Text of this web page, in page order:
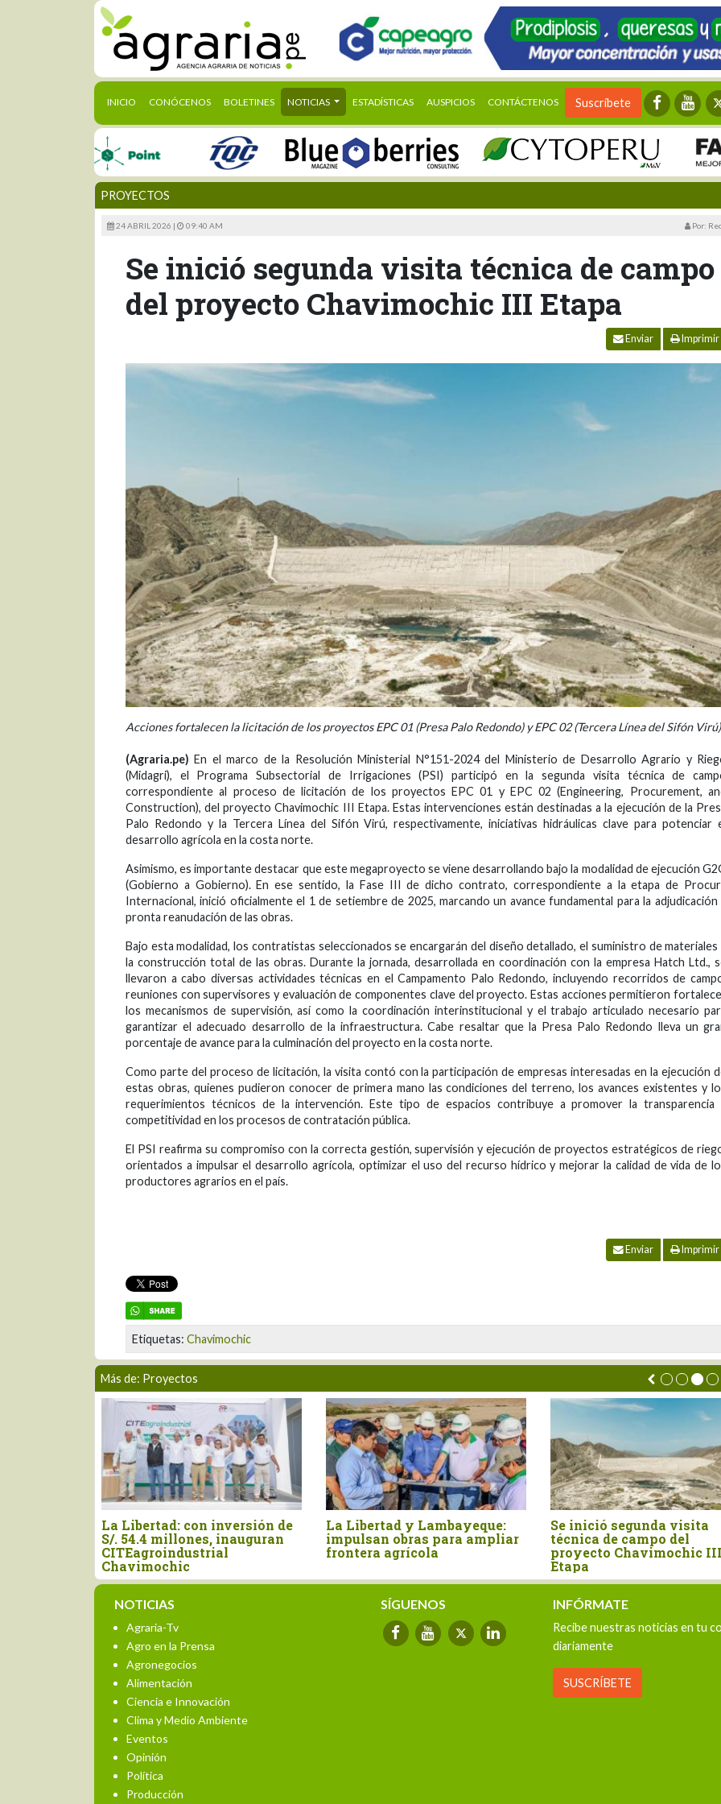
INICIO (CURRENT)
CONÓCENOS BOLETINES NOTICIAS ESTADÍSTICAS AUSPICIOS CONTÁCTENOS Suscríbete
PROYECTOS
24 ABRIL 2026 | 09:40 AM Por:
Se inició segunda visita técnica de campo
del proyecto Chavimochic III Etapa
Enviar Imprimir
Acciones fortalecen la licitación de los proyectos EPC 01 (Presa Palo Redondo) y EPC 02 (Tercera Línea del Sifón
(Agraria.pe) En el marco de la Resolución Ministerial N°151-2024 del Ministerio de Desarrollo Agrario y
(Midagri), el Programa Subsectorial de Irrigaciones (PSI) participó en la segunda visita técnica de
correspondiente al proceso de licitación de los proyectos EPC 01 y EPC 02 (Engineering, Procurement,
Construction), del proyecto Chavimochic III Etapa. Estas intervenciones están destinadas a la ejecución de la
Palo Redondo y la Tercera Línea del Sifón Virú, respectivamente, iniciativas hidráulicas clave para potenciar
desarrollo agrícola en la costa norte.
Asimismo, es importante destacar que este megaproyecto se viene desarrollando bajo la modalidad de ejecución
(Gobierno a Gobierno). En ese sentido, la Fase III de dicho contrato, correspondiente a la etapa de
Internacional, inició oficialmente el 1 de setiembre de 2025, marcando un avance fundamental para la adjudicación
pronta reanudación de las obras.
Bajo esta modalidad, los contratistas seleccionados se encargarán del diseño detallado, el suministro de materiales
la construcción total de las obras. Durante la jornada, desarrollada en coordinación con la empresa Hatch Ltd.,
llevaron a cabo diversas actividades técnicas en el Campamento Palo Redondo, incluyendo recorridos de
reuniones con supervisores y evaluación de componentes clave del proyecto. Estas acciones permitieron
los mecanismos de supervisión, así como la coordinación interinstitucional y el trabajo articulado necesario
garantizar el adecuado desarrollo de la infraestructura. Cabe resaltar que la Presa Palo Redondo lleva un
porcentaje de avance para la culminación del proyecto en la costa norte.
Como parte del proceso de licitación, la visita contó con la participación de empresas interesadas en la ejecución
estas obras, quienes pudieron conocer de primera mano las condiciones del terreno, los avances existentes y
requerimientos técnicos de la intervención. Este tipo de espacios contribuye a promover la transparencia
competitividad en los procesos de contratación pública.
El PSI reafirma su compromiso con la correcta gestión, supervisión y ejecución de proyectos estratégicos de
orientados a impulsar el desarrollo agrícola, optimizar el uso del recurso hídrico y mejorar la calidad de vida de
productores agrarios en el país.
Enviar Imprimir
Etiquetas: Chavimochic
Más de: Proyectos
La Libertad y Lambayeque:
impulsan obras para ampliar
frontera agrícola
Se inició segunda visita
técnica de campo del
proyecto Chavimochic III
Obras por impuestos: Gloria y
Cerro Verde inauguran sede
universitaria en Majes
NOTICIAS
Agraria-Tv
Agro en la Prensa
Agronegocios
Alimentación
Ciencia e Innovación
Clima y Medio Ambiente
Eventos
Opinión
Política
Producción
SÍGUENOS INFÓRMATE
Recibe nuestras noticias en tu
diariamente
SUSCRÍBETE